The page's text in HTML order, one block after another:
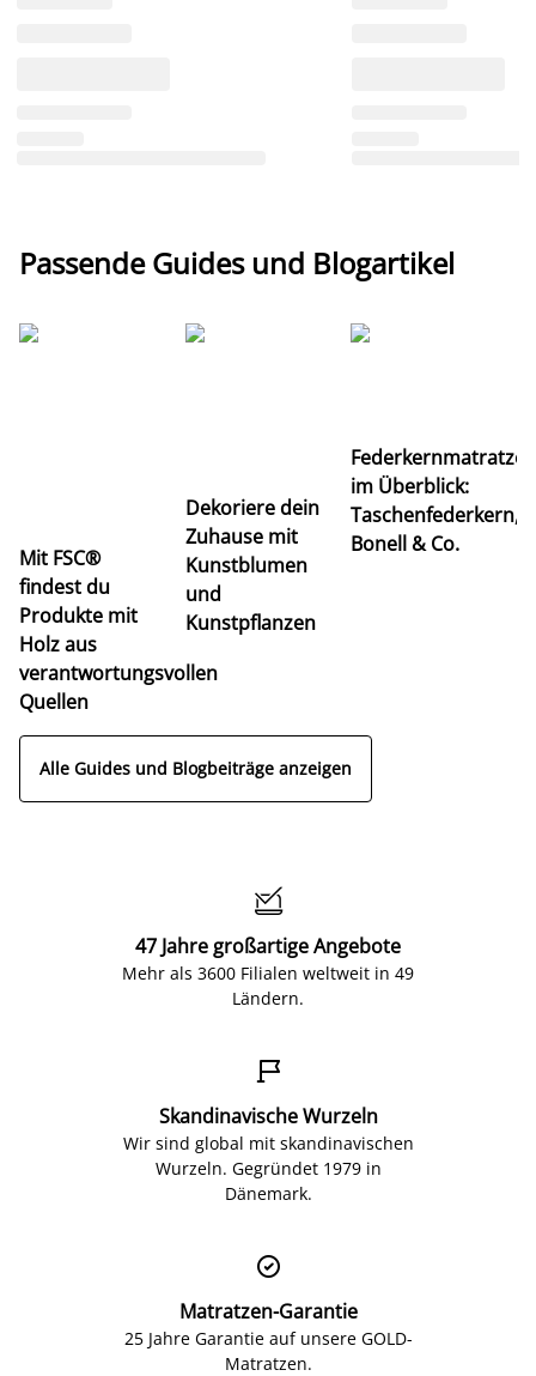
Passende Guides und Blogartikel
Mit FSC®
findest du
Produkte mit
Holz aus
verantwortungsvollen
Quellen
Dekoriere dein
Zuhause mit
Kunstblumen
und
Kunstpflanzen
im Überblick:
Taschenfederkern,
Bonell & Co.
Alle Guides und Blogbeiträge anzeigen

47 Jahre großartige Angebote
Mehr als 3600 Filialen weltweit in 49
Ländern.

Skandinavische Wurzeln
Wir sind global mit skandinavischen
Wurzeln. Gegründet 1979 in
Dänemark.

Matratzen-Garantie
25 Jahre Garantie auf unsere GOLD-
Matratzen.